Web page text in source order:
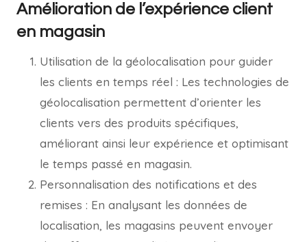
Amélioration de l’expérience client
en magasin
Utilisation de la géolocalisation pour guider
les clients en temps réel : Les technologies de
géolocalisation permettent d’orienter les
clients vers des produits spécifiques,
améliorant ainsi leur expérience et optimisant
le temps passé en magasin.
Personnalisation des notifications et des
remises : En analysant les données de
localisation, les magasins peuvent envoyer